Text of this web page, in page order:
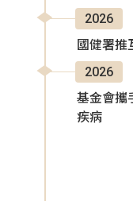
2026
國健署推
2026
基金會攜
疾病